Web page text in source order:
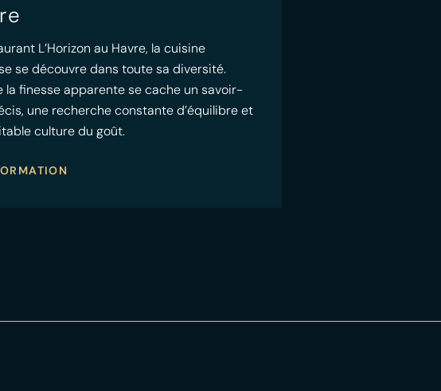
L’Horizon au Havre, la cuisine
se découvre dans toute sa diversité.
la finesse apparente se cache un savoir-
une recherche constante d’équilibre et
culture du goût.